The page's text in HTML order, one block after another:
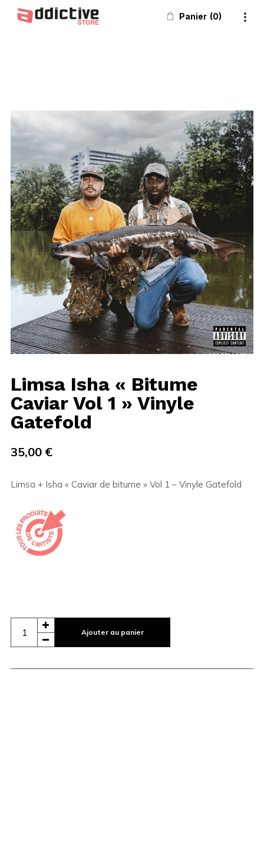
Panier 0
Limsa Isha « Bitume
Caviar Vol 1 » Vinyle
Gatefold
35,00 €
Limsa + Isha « Caviar de bitume » Vol 1 – Vinyle Gatefold
Ajouter au panier